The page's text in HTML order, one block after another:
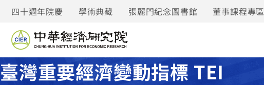
四十週年院慶 學術典藏 張麗門紀念圖書館 董事課程專區
臺灣重要經濟變動指標 TEI